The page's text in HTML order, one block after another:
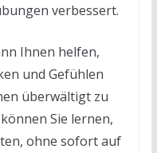
verbessert.
Ihnen helfen,
und Gefühlen
überwältigt zu
Sie lernen,
ohne sofort auf